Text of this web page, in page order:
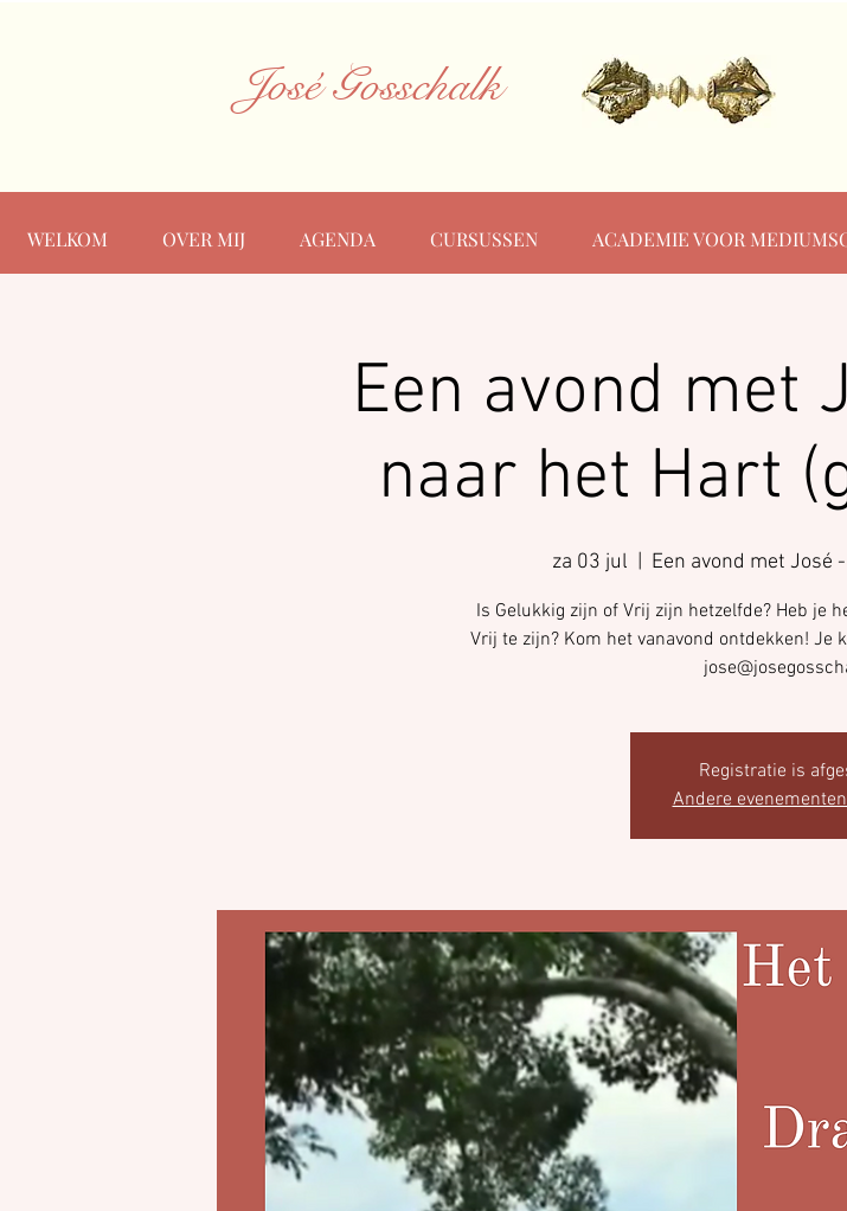
José Gosschalk
WELKOM OVER MIJ AGENDA CURSUSSEN ACADEMIE VOOR
Een avond met
naar het Hart
za 03 jul Een avond met José
Is Gelukkig zijn of Vrij zijn hetzelfde? Heb je
Vrij te zijn? Kom het vanavond ontdekken! Je
Registratie is
Andere